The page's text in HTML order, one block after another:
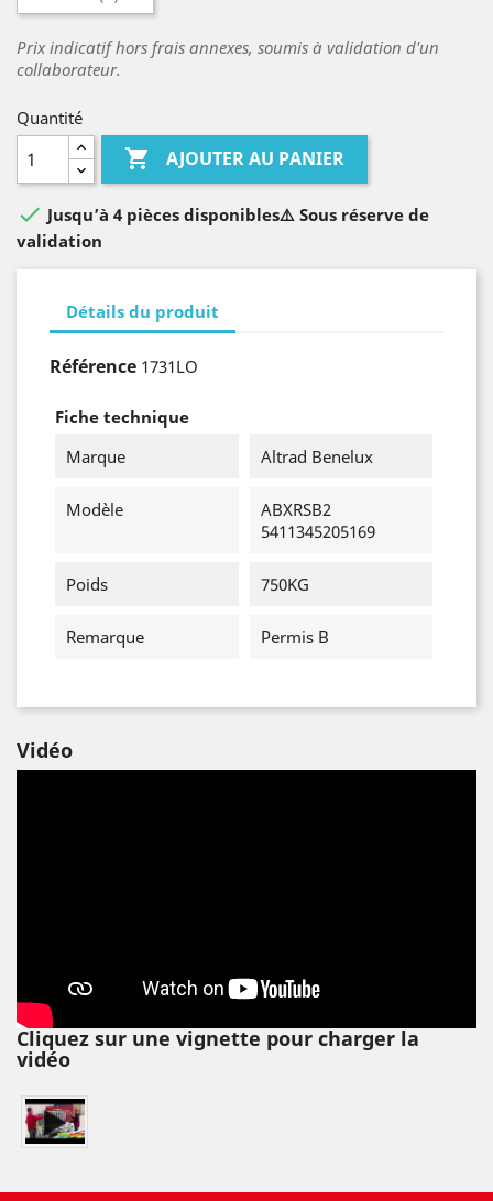
Prix indicatif hors frais annexes, soumis à validation d'un
collaborateur.
Quantité
 AJOUTER AU PANIER
 Jusqu’à 4 pièces disponibles⚠️ Sous réserve de
validation
Détails du produit
Référence 1731LO
Fiche technique
Marque
Altrad Benelux
Modèle
ABXRSB2
5411345205169
Poids 750KG
Remarque Permis B
Vidéo
Cliquez sur une vignette pour charger la
vidéo